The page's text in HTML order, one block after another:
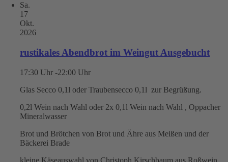
Sa.
17
Okt.
2026
rustikales Abendbrot im Weingut Ausgebucht
17:30 Uhr -22:00 Uhr
Glas Secco 0,1l oder Traubensecco 0,1l zur Begrüßung.
0,2l Wein nach Wahl oder 2x 0,1l Wein nach Wahl , Oppacher
Mineralwasser
Brot und Brötchen von Brot und Ähre aus Meißen und der
Bäckerei Brade
kleine Käseauswahl von Christoph Kirschbaum aus Roßwein